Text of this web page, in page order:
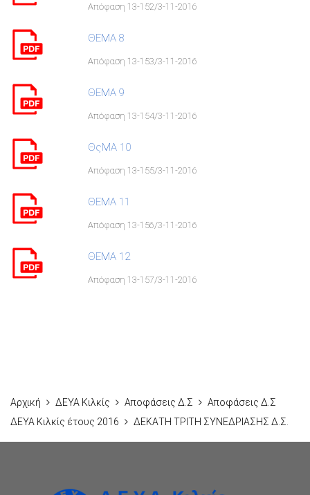
Απόφαση 13-152/3-11-2016
ΘΕΜΑ 8
Απόφαση 13-153/3-11-2016
ΘΕΜΑ 9
Απόφαση 13-154/3-11-2016
ΘςΜΑ 10
Απόφαση 13-155/3-11-2016
ΘΕΜΑ 11
Απόφαση 13-156/3-11-2016
ΘΕΜΑ 12
Απόφαση 13-157/3-11-2016
Αρχική ΔΕΥΑ Κιλκίς Αποφάσεις Δ.Σ
Αποφάσεις Δ.Σ
ΔΕΥΑ Κιλκίς έτους 2016
ΔΕΚΑΤΗ ΤΡΙΤΗ ΣΥΝΕΔΡΙΑΣΗΣ Δ.Σ.